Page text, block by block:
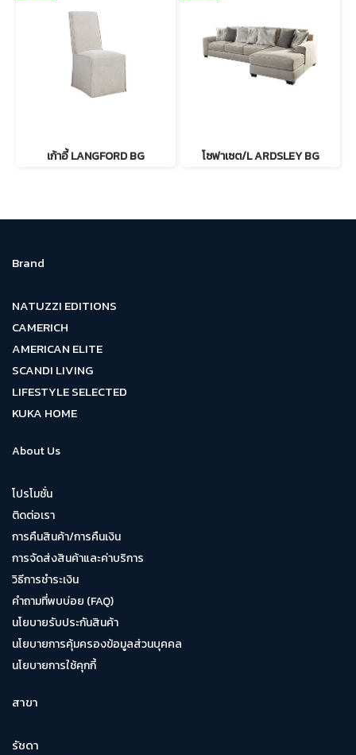
เก้าอี้ LANGFORD BG โซฟาเซต/L ARDSLEY BG
Brand
NATUZZI EDITIONS
CAMERICH
AMERICAN ELITE
SCANDI LIVING
LIFESTYLE SELECTED
KUKA HOME
About Us
โปรโมชั่น
ติดต่อเรา
การคืนสินค้า/การคืนเงิน
การจัดส่งสินค้าและค่าบริการ
วิธีการชำระเงิน
คำถามที่พบบ่อย (FAQ)
นโยบายรับประกันสินค้า
นโยบายการคุ้มครองข้อมูลส่วนบุคคล
นโยบายการใช้คุกกี้
สาขา
รัชดา